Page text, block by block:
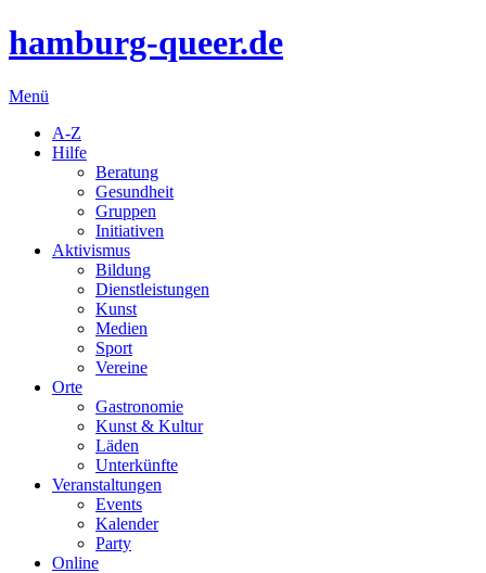
hamburg-queer.de
Menü
A-Z
Hilfe
Beratung
Gesundheit
Gruppen
Initiativen
Aktivismus
Bildung
Dienstleistungen
Kunst
Medien
Sport
Vereine
Orte
Gastronomie
Kunst & Kultur
Läden
Unterkünfte
Veranstaltungen
Events
Kalender
Party
Online